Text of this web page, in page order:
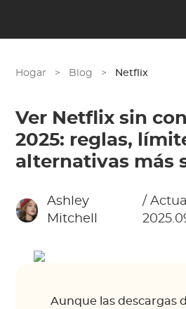
Hogar > Blog > Netflix
Ver Netflix sin
2025: reglas,
alternativas más
Ashley
Mitchell
/
Aunque las descargas